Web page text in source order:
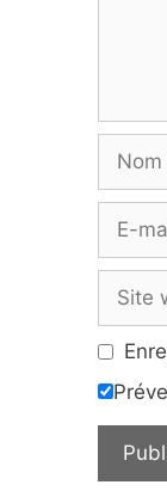
mail
web